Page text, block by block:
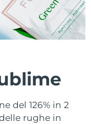
del 126% in 2
rughe in